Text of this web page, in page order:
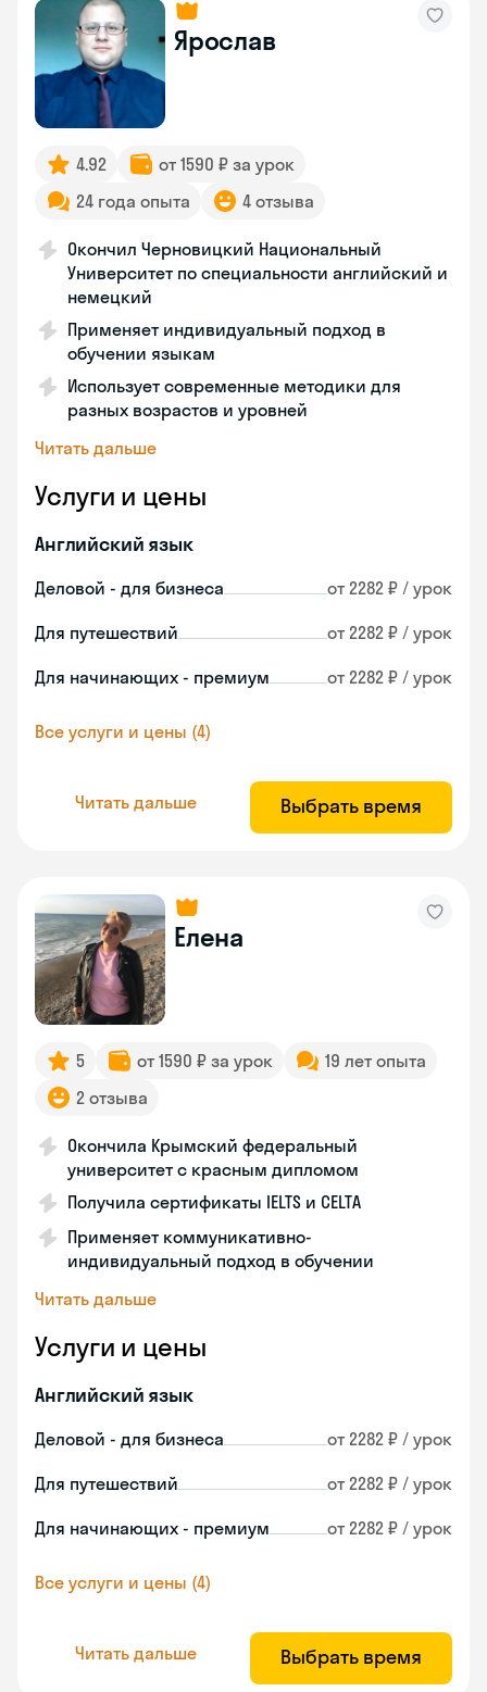
Ярослав
4.92
от 1590 ₽ за урок
24 года опыта
4 отзыва
Окончил Черновицкий Национальный
Университет по специальности английский и
немецкий
Применяет индивидуальный подход в
обучении языкам
Использует современные методики для
разных возрастов и уровней
Читать дальше
Услуги и цены
Английский язык
Деловой - для бизнеса от 2282 ₽ / урок
Для путешествий от 2282 ₽ / урок
Для начинающих - премиум от 2282 ₽ / урок
Все услуги и цены (4)
Читать дальше Выбрать время
Елена
5 от 1590 ₽ за урок
19 лет опыта
2 отзыва
Окончила Крымский федеральный
университет с красным дипломом
Получила сертификаты IELTS и CELTA
Применяет коммуникативно-
индивидуальный подход в обучении
Читать дальше
Услуги и цены
Английский язык
Деловой - для бизнеса от 2282 ₽ / урок
Для путешествий от 2282 ₽ / урок
Для начинающих - премиум от 2282 ₽ / урок
Все услуги и цены (4)
Читать дальше Выбрать время